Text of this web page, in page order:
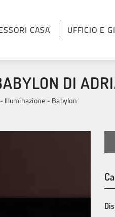
CASA UFFICIO E
DI
-Illuminazione -Babylon